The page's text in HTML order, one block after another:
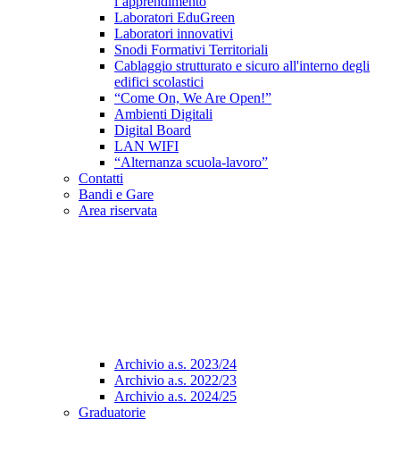
Laboratori EduGreen
Laboratori innovativi
Snodi Formativi Territoriali
Cablaggio strutturato e sicuro all'interno degli
edifici scolastici
“Come On, We Are Open!”
Ambienti Digitali
Digital Board
LAN WIFI
“Alternanza scuola-lavoro”
Contatti
Bandi e Gare
Area riservata
Archivio a.s. 2023/24
Archivio a.s. 2022/23
Archivio a.s. 2024/25
Graduatorie